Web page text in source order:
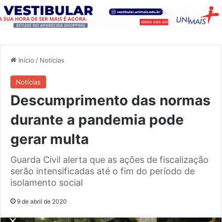
Início / Notícias
Notícias
Descumprimento das normas
durante a pandemia pode
gerar multa
Guarda Civil alerta que as ações de fiscalização
serão intensificadas até o fim do período de
isolamento social
9 de abril de 2020